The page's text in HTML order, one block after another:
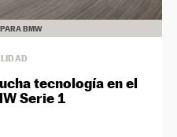
BMW
tecnología en el
Serie 1